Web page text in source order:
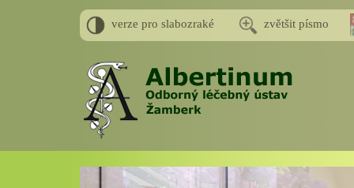
verze pro slabozraké zvětšit písmo